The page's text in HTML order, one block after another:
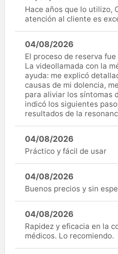
Hace años que lo utilizo,
atención al cliente es
04/08/2026
El proceso de reserva
La videollamada con la
ayuda: me explicó
causas de mi dolencia,
para aliviar los síntomas
indicó los siguientes
resultados de la
04/08/2026
Práctico y fácil de usar
04/08/2026
Buenos precios y sin
04/08/2026
Rapidez y eficacia en la
médicos. Lo recomiendo.